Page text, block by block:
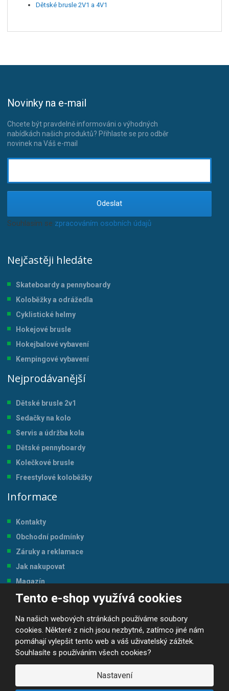
Tento e-shop využívá cookies
Na našich webových stránkách používáme soubory
cookies. Některé z nich jsou nezbytné, zatímco jiné nám
pomáhají vylepšit tento web a váš uživatelský zážitek.
Souhlasíte s používáním všech cookies?
Nastavení
Dětské brusle 2V1 a 4V1
Novinky na e-mail
Chcete být pravdelně informováni o výhodných
nabídkách našich produktů? Přihlaste se pro odběr
novinek na Váš e-mail
Odeslat
Souhlasím se zpracováním osobních údajů.
Nejčastěji hledáte
Skateboardy a pennyboardy
Koloběžky a odrážedla
Cyklistické helmy
Hokejové brusle
Hokejbalové vybavení
Kempingové vybavení
Nejprodávanější
Dětské brusle 2v1
Sedačky na kolo
Servis a údržba kola
Dětské pennyboardy
Kolečkové brusle
Freestylové koloběžky
Informace
Kontakty
Obchodní podmínky
Záruky a reklamace
Jak nakupovat
Magazín
Tabulka velikostí
© 2026, JP-SPORT.CZ SPORTOVNÍ POTŘEBY
Prohlášení o přístupnosti |Mapa stránek ||GDPR
VYROBILA
R